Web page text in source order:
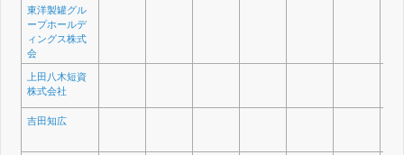
東洋製罐グル
ープホールデ
ィングス株式
会
上田八木短資
株式会社
吉田知広